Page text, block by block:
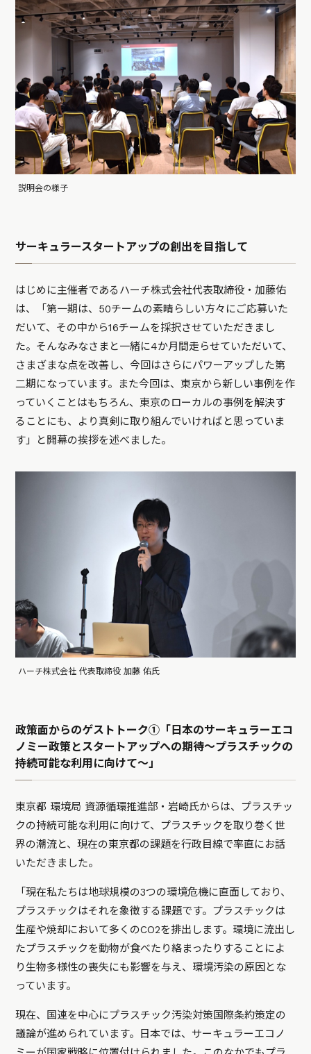
説明会の様子
サーキュラースタートアップの創出を目指して
はじめに主催者であるハーチ株式会社代表取締役・加藤佑
は、「第一期は、50チームの素晴らしい方々にご応募いた
だいて、その中から16チームを採択させていただきまし
た。そんなみなさまと一緒に4か月間走らせていただいて、
さまざまな点を改善し、今回はさらにパワーアップした第
二期になっています。また今回は、東京から新しい事例を作
っていくことはもちろん、東京のローカルの事例を解決す
ることにも、より真剣に取り組んでいければと思っていま
す」と開幕の挨拶を述べました。
ハーチ株式会社 代表取締役 加藤 佑氏
政策面からのゲストトーク①「日本のサーキュラーエコ
ノミー政策とスタートアップへの期待〜プラスチックの
持続可能な利用に向けて〜」
東京都 環境局 資源循環推進部・岩崎氏からは、プラスチッ
クの持続可能な利用に向けて、プラスチックを取り巻く世
界の潮流と、現在の東京都の課題を行政目線で率直にお話
いただきました。
「現在私たちは地球規模の3つの環境危機に直面しており、
プラスチックはそれを象徴する課題です。プラスチックは
生産や焼却において多くのCO2を排出します。環境に流出し
たプラスチックを動物が食べたり絡まったりすることによ
り生物多様性の喪失にも影響を与え、環境汚染の原因とな
っています。
現在、国連を中心にプラスチック汚染対策国際条約策定の
議論が進められています。日本では、サーキュラーエコノ